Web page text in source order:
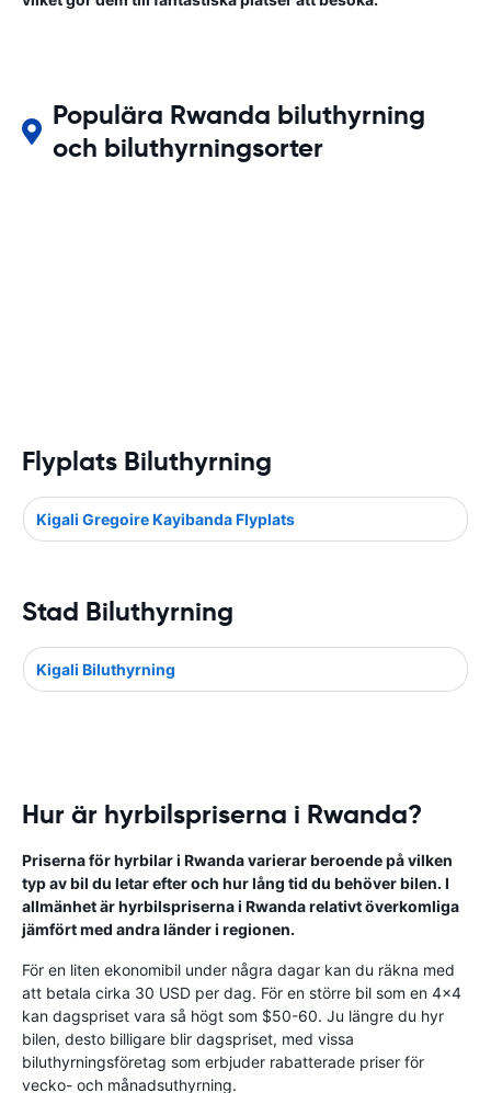
Populära Rwanda biluthyrning
och biluthyrningsorter
Flyplats Biluthyrning
Kigali Gregoire Kayibanda Flyplats
Stad Biluthyrning
Kigali Biluthyrning
Hur är hyrbilspriserna i Rwanda?
Priserna för hyrbilar i Rwanda varierar beroende på vilken
typ av bil du letar efter och hur lång tid du behöver bilen. I
allmänhet är hyrbilspriserna i Rwanda relativt överkomliga
jämfört med andra länder i regionen.
För en liten ekonomibil under några dagar kan du räkna med
att betala cirka 30 USD per dag. För en större bil som en 4x4
kan dagspriset vara så högt som $50-60. Ju längre du hyr
bilen, desto billigare blir dagspriset, med vissa
biluthyrningsföretag som erbjuder rabatterade priser för
vecko- och månadsuthyrning.